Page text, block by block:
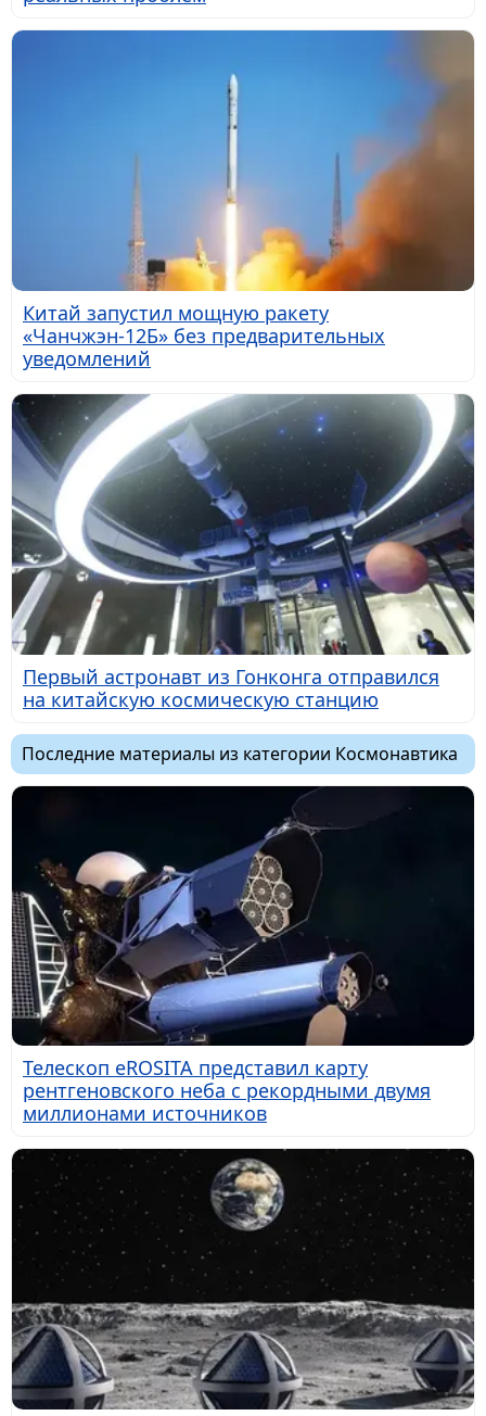
Китай запустил мощную ракету
«Чанчжэн-12Б» без предварительных
уведомлений
Первый астронавт из Гонконга отправился
на китайскую космическую станцию
Последние материалы из категории Космонавтика
Телескоп eROSITA представил карту
рентгеновского неба с рекордными двумя
миллионами источников